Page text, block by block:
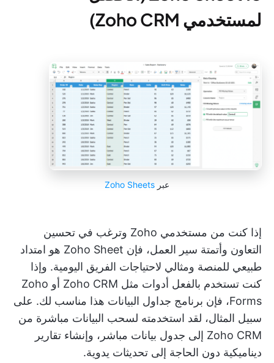
لمستخدمي Zoho CRM)
عبر Zoho Sheets
إذا كنت من مستخدمي Zoho وترغب في تحسين
التعاون وأتمتة سير العمل، فإن Zoho Sheet هو امتداد
طبيعي للمنصة ومثالي لاحتياجات الفريق اليومية. وإذا
كنت تستخدم بالفعل أدوات مثل Zoho CRM أو Zoho
Forms، فإن برنامج جداول البيانات هذا مناسب لك. على
سبيل المثال، لقد استخدمته لسحب البيانات مباشرة من
Zoho CRM إلى جدول بيانات مباشر، وإنشاء تقارير
ديناميكية دون الحاجة إلى تحديثات يدوية.